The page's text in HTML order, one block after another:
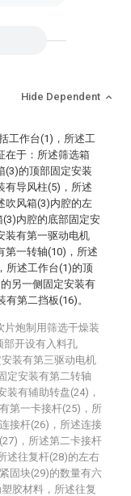
Hide Dependent
工作台(1)，所述工
在于：所述筛选箱
(3)的顶部固定安装
有导风柱(5)，所述
吹风箱(3)内腔的左
内腔的底部固定安
装有第一驱动电机
第一转轴(10)，所述
所述工作台(1)的顶
另一侧固定安装有
第二挡板(16)。
片炮制用筛选干燥装
部开设有入料孔
装有第三驱动电机
定安装有第二转轴
装有辅助转盘(24)，
第一卡接杆(25)，所
接杆(26)，所述连接
，所述第二卡接杆
述往复杆(28)的左右
固块(29)的数量有六
胶材料，所述往复